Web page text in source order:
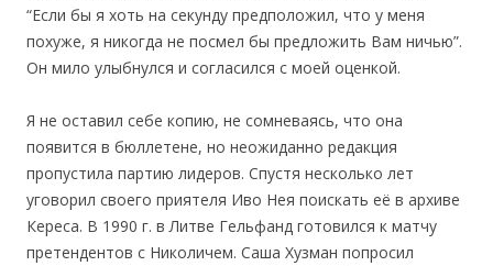
“Если бы я хоть на секунду предположил, что у меня
похуже, я никогда не посмел бы предложить Вам ничью”.
Он мило улыбнулся и согласился с моей оценкой.
Я не оставил себе копию, не сомневаясь, что она
появится в бюллетене, но неожиданно редакция
пропустила партию лидеров. Спустя несколько лет
уговорил своего приятеля Иво Нея поискать её в архиве
Кереса. В 1990 г. в Литве Гельфанд готовился к матчу
претендентов с Николичем. Саша Хузман попросил